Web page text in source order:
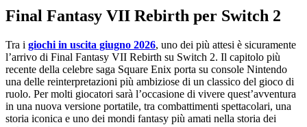
Final Fantasy VII Rebirth per Switch 2
Tra i giochi in uscita giugno 2026, uno dei più attesi è sicuramente
l’arrivo di Final Fantasy VII Rebirth su Switch 2. Il capitolo più
recente della celebre saga Square Enix porta su console Nintendo
una delle reinterpretazioni più ambiziose di un classico del gioco di
ruolo. Per molti giocatori sarà l’occasione di vivere quest’avventura
in una nuova versione portatile, tra combattimenti spettacolari, una
storia iconica e uno dei mondi fantasy più amati nella storia dei